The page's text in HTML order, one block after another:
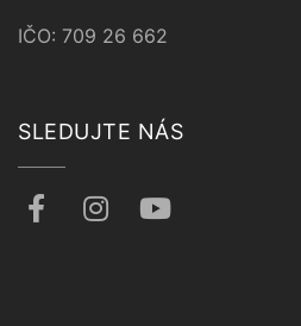
IČO: 709 26 662
SLEDUJTE NÁS